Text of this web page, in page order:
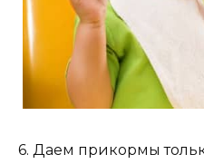
6. Даем прикормы